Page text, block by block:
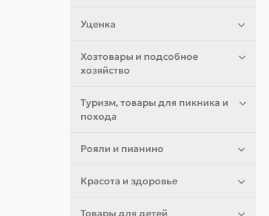
Уценка
Хозтовары и подсобное
хозяйство
Туризм, товары для пикника и
похода
Рояли и пианино
Красота и здоровье
Товары для детей